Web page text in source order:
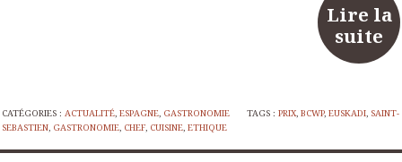
Lire la
suite
CATÉGORIES : ACTUALITÉ, ESPAGNE, GASTRONOMIE TAGS :PRIX,BCWP,EUSKADI, SAINT-
SEBASTIEN, GASTRONOMIE, CHEF, CUISINE, ETHIQUE